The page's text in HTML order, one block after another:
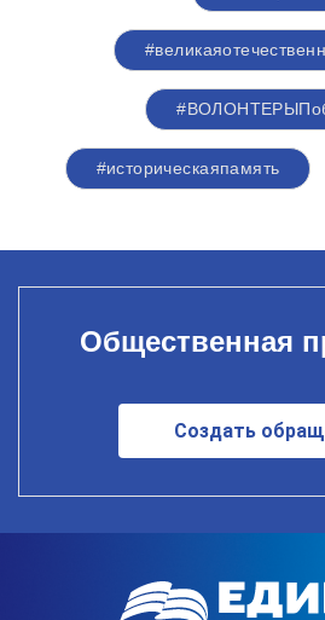
#историческаяпамять
Общественная
Создать